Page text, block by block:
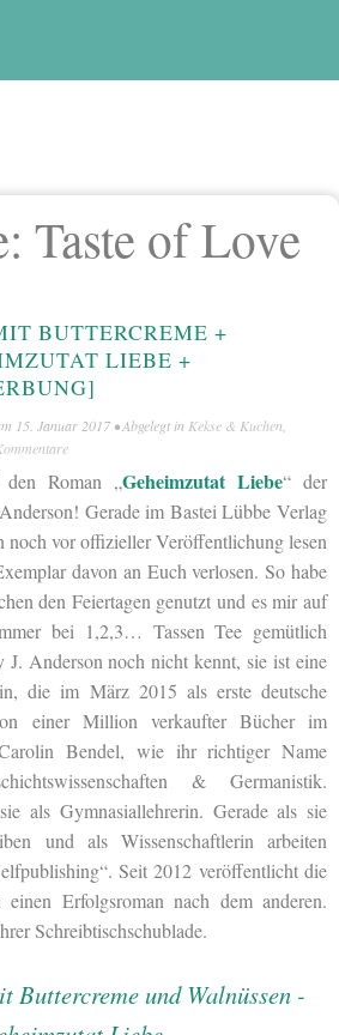
Taste of Love
BUTTERCREME +
LIEBE +
15. Januar 2017 • Abgelegt in Kekse & Kuchen
Roman „Geheimzutat Liebe“ der
Gerade im Bastei Lübbe Verlag
noch vor offizieller Veröffentlichung lesen
davon an Euch verlosen. So habe
den Feiertagen genutzt und es mir auf
bei 1,2,3… Tassen Tee gemütlich
J. Anderson noch nicht kennt, sie ist eine
die im März 2015 als erste deutsche
einer Million verkaufter Bücher im
Bendel, wie ihr richtiger Name
& Germanistik.
als Gymnasiallehrerin. Gerade als sie
und als Wissenschaftlerin arbeiten
Seit 2012 veröffentlicht die
Erfolgsroman nach dem anderen.
Schreibtischschublade.